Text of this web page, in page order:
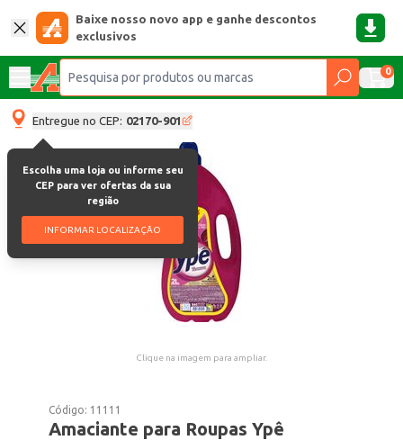
Baixe nosso novo app e ganhe descontos
exclusivos
0
Entregue no CEP: 02170-901
Escolha uma loja ou informe seu
CEP para ver ofertas da sua
região
INFORMAR LOCALIZAÇÃO
Clique na imagem para ampliar.
Código: 11111
Amaciante para Roupas Ypê